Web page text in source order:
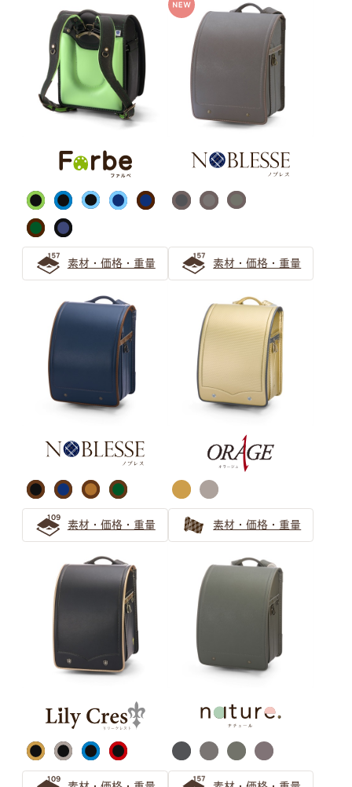
女の子向け「ホワイト系カラー」のランドセルを選ぶなら
ミントグリーンがおすすめ！
『グリーン』のランドセルがおすすめ！後悔しない緑のラ
ンドセルの選び方
緑（グリーン）のランドセルは知性を感じるカラー 大人
キャメル・オレンジ ランドセル
の選び方
上品な大人の人気色「キャメル」のランドセルの選び方
キャメルのランドセルは女の子にも男の子にもおすすめ
オレンジのランドセルで彩る6年間 萬勇鞄ランドセルの
先輩ご家族の声
ブラウン ランドセルの選び方
【保存版】ブラウンのランドセルは大人可愛い！女の子か
ら人気急上昇！
茶色（ブラウン系）ランドセル シックで上品なデザイン
をご紹介
大人可愛いブラウンのランドセルは人気急上昇中！
パープル ランドセルの選び方
パープルのランドセルは女の子の憧れ！可愛らしさと気品
で飽きない工夫もできる
清楚で個性的な薄紫ランドセル 親子で安心の選び方ガイ
気品漂うパープル（紫色）カラーの人気ランドセル
ピンク ランドセルの選び方
素材・価格・重量 素材・価格・重量
素材・価格・重量 素材・価格・重量